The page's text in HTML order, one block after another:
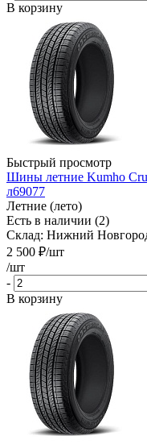
В корзину
Быстрый просмотр
Шины летние Kumho
л69077
Летние (лето)
Есть в наличии (2)
Склад: Нижний
2 500 ₽/шт
/шт
-
В корзину